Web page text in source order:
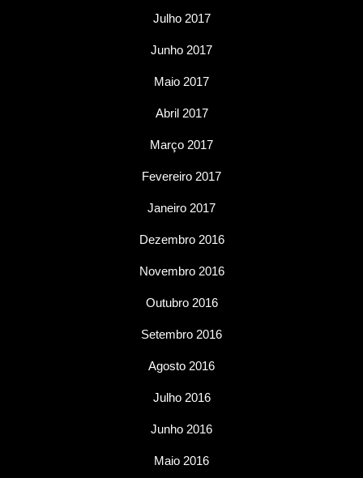
Julho 2017
Junho 2017
Maio 2017
Abril 2017
Março 2017
Fevereiro 2017
Janeiro 2017
Dezembro 2016
Novembro 2016
Outubro 2016
Setembro 2016
Agosto 2016
Julho 2016
Junho 2016
Maio 2016